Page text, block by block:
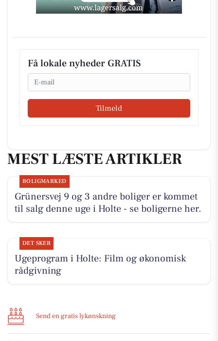
Få lokale nyheder GRATIS
Email
Tilmeld
MEST LÆSTE ARTIKLER
BOLIGMARKED
Grünersvej 9 og 3 andre boliger er kommet
til salg denne uge i Holte - se boligerne her.
DET SKER
Ugeprogram i Holte: Film og økonomisk
rådgivning
Send en gratis lykønskning